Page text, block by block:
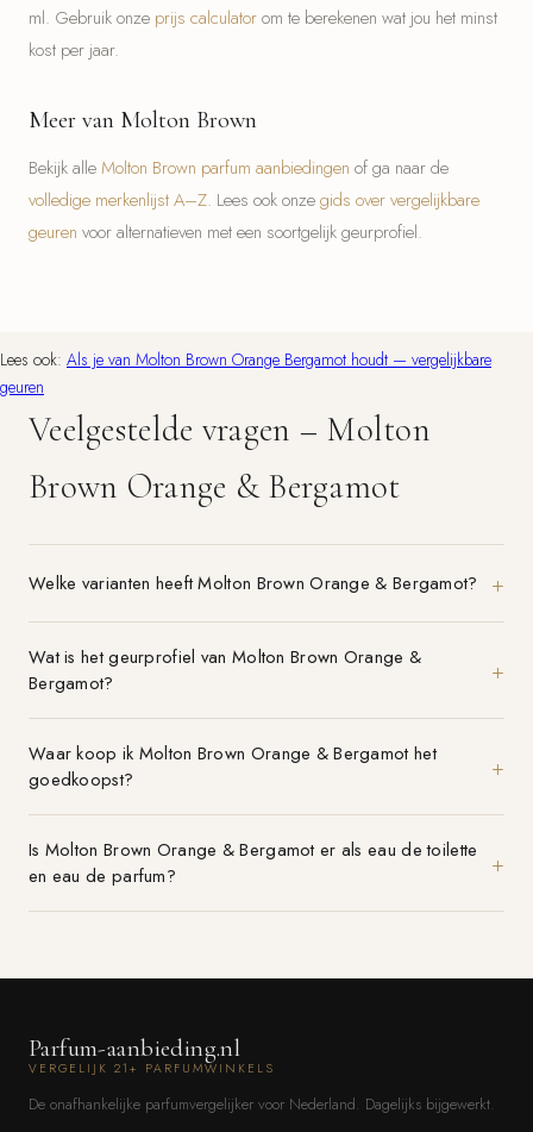
ml. Gebruik onze prijs calculatorom te berekenen wat jou het minst
kost per jaar.
Meer van Molton Brown
Bekijk alleMolton Brown parfum aanbiedingen of ga naar de
volledige merkenlijst A–Z. Lees ook onzegids over vergelijkbare
geuren voor alternatieven met een soortgelijk geurprofiel.
Lees ook: Als je van Molton Brown Orange Bergamot houdt — vergelijkbare
geuren
Veelgestelde vragen – Molton
Brown Orange & Bergamot
Welke varianten heeft Molton Brown Orange & Bergamot?
Wat is het geurprofiel van Molton Brown Orange &
Bergamot?
Waar koop ik Molton Brown Orange & Bergamot het
goedkoopst?
Is Molton Brown Orange & Bergamot er als eau de toilette
en eau de parfum?
Parfum-aanbieding.nl
VERGELIJK 21+ PARFUMWINKELS
De onafhankelijke parfumvergelijker voor Nederland. Dagelijks bijgewerkt.